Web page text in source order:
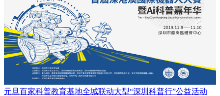
元旦百家科普教育基地全城联动大型“深圳科普行”公益活动